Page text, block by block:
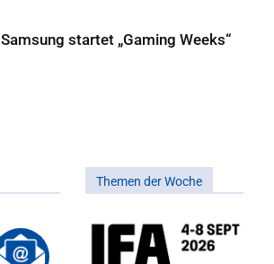
Samsung startet „Gaming Weeks“
Themen der Woche